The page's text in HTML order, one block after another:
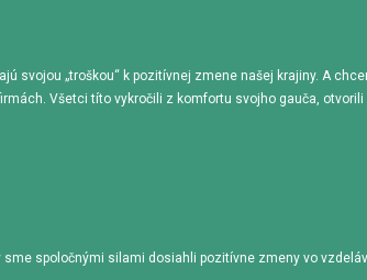
svojou „troškou“ k pozitívnej zmene našej krajiny. A
Všetci títo vykročili z komfortu svojho gauča,
spoločnými silami dosiahli pozitívne zmeny vo